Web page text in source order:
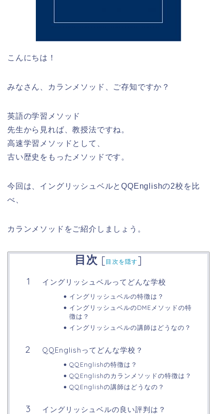
こんにちは！
みなさん、カランメソッド、ご存知ですか？
英語の学習メソッド
先生から見れば、教授法ですね。
高速学習メソッドとして、
古い歴史をもったメソッドです。
今回は、イングリッシュベルとQQEnglishの2校を比
べ、
カランメソッドをご紹介しましょう。
目次 [目次を隠す]
イングリッシュベルってどんな学校
イングリッシュベルの特徴は？
イングリッシュベルのDMEメソッドの特
徴は？
イングリッシュベルの講師はどうなの？
QQEnglishってどんな学校？
QQEnglishの特徴は？
QQEnglishのカランメソッドの特徴は？
QQEnglishの講師はどうなの？
イングリッシュベルの良い評判は？